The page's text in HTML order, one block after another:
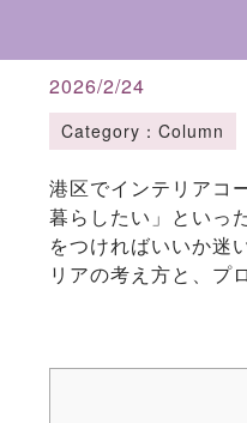
2026/2/24
Category：Column
港区でインテリアコ
暮らしたい」といっ
をつければいいか迷
リアの考え方と、プ